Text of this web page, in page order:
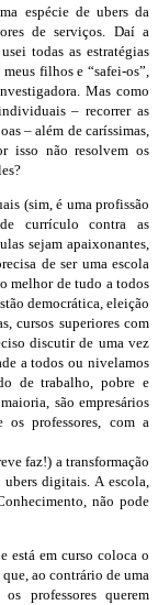
espécie de ubers da
de serviços. Daí a
todas as estratégias
filhos e “safei-os”,
Mas como
– recorrer as
– além de caríssimas,
isso não resolvem os
(sim, é uma profissão
currículo contra as
sejam apaixonantes,
de ser uma escola
melhor de tudo a todos
democrática, eleição
cursos superiores com
discutir de uma vez
a todos ou nivelamos
de trabalho, pobre e
são empresários
professores, com a
faz!) a transformação
digitais. A escola,
não pode
está em curso coloca o
ao contrário de uma
professores querem